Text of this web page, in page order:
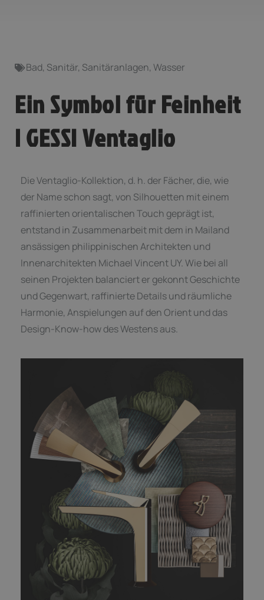
Bad, Sanitär, Sanitäranlagen, Wasser
Ein Symbol für Feinheit
| GESSI Ventaglio
Die Ventaglio-Kollektion, d. h. der Fächer, die, wie
der Name schon sagt, von Silhouetten mit einem
raffinierten orientalischen Touch geprägt ist,
entstand in Zusammenarbeit mit dem in Mailand
ansässigen philippinischen Architekten und
Innenarchitekten Michael Vincent UY. Wie bei all
seinen Projekten balanciert er gekonnt Geschichte
und Gegenwart, raffinierte Details und räumliche
Harmonie, Anspielungen auf den Orient und das
Design-Know-how des Westens aus.